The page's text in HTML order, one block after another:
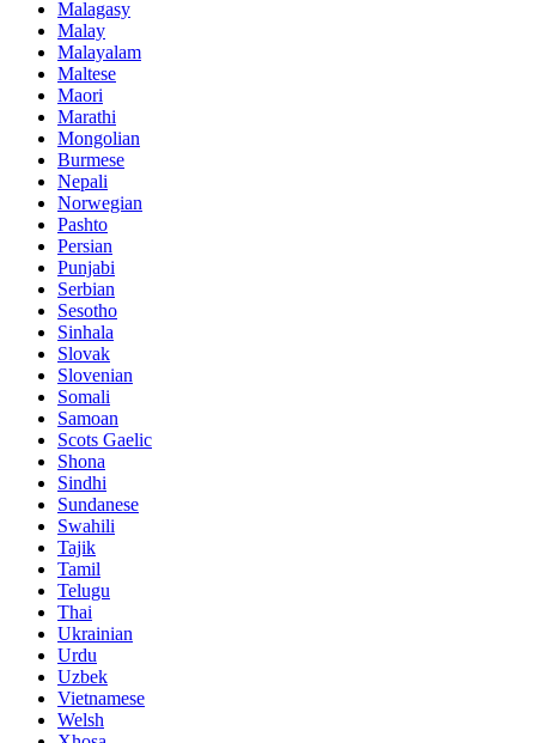
Malagasy
Malay
Malayalam
Maltese
Maori
Marathi
Mongolian
Burmese
Nepali
Norwegian
Pashto
Persian
Punjabi
Serbian
Sesotho
Sinhala
Slovak
Slovenian
Somali
Samoan
Scots Gaelic
Shona
Sindhi
Sundanese
Swahili
Tajik
Tamil
Telugu
Thai
Ukrainian
Urdu
Uzbek
Vietnamese
Welsh